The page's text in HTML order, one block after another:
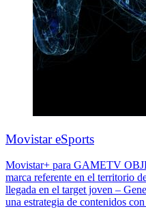
Movistar eSports
Movistar+ para GAMETV
marca referente en el territorio
llegada en el target joven –
una estrategia de contenidos